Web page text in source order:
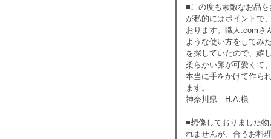
■この度も素敵なお品
が私的にはポイントで
おります。職人.comさ
ような使い方をしてみ
を探していたので、嬉
柔らかい卵が可愛くて
本当に手をかけて作ら
ます。
神奈川県 H.A.様
■想像しておりました
れませんが、合うお料